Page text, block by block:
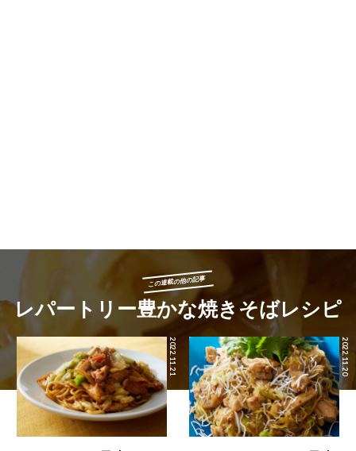
この連載の他の記事
レパートリー豊かな焼きそばレシピ
2022.11.21 2022.11.20